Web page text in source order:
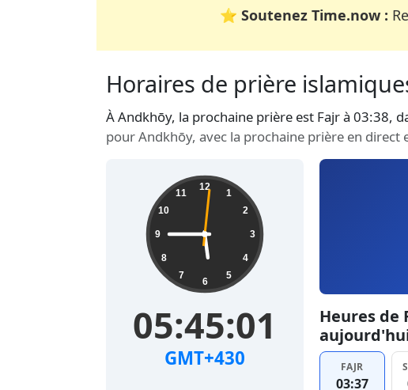
⭐ Soutenez Time.now :
Horaires de prière
À Andkhōy, la prochaine prière est Fajr à 03:38,
pour Andkhōy, avec la prochaine prière en
12
1
2
3
4
5
6
7
8
9
10
11
05:45:02
GMT+430
Heures de
FAJR
03:37